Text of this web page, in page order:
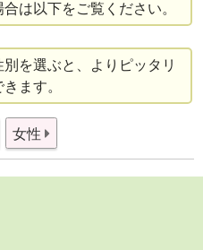
は以下をご覧ください。
を選ぶと、よりピッタリ
ます。
女性